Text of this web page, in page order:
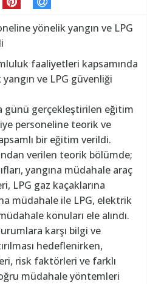
yönelik yangın ve LPG
faaliyetleri kapsamında
ve LPG güvenliği
günü gerçekleştirilen eğitim
personeline teorik ve
bir eğitim verildi.
verilen teorik bölümde;
yangına müdahale araç
LPG gaz kaçaklarına
müdahale ile LPG, elektrik
konuları ele alındı.
karşı bilgi ve
hedeflenirken,
risk faktörleri ve farklı
müdahale yöntemleri